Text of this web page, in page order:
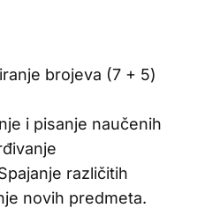
brojeva (7 + 5)
i pisanje naučenih
različitih
novih predmeta.